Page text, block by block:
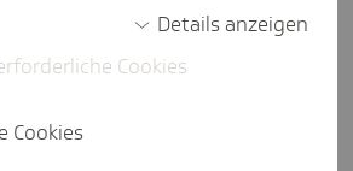
und aktuell.Details anzeigen
Cookies
Cookies